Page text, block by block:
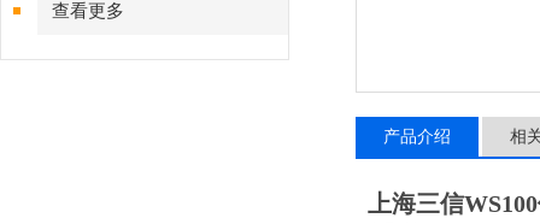
查看更多
产品介绍 相
上海三信